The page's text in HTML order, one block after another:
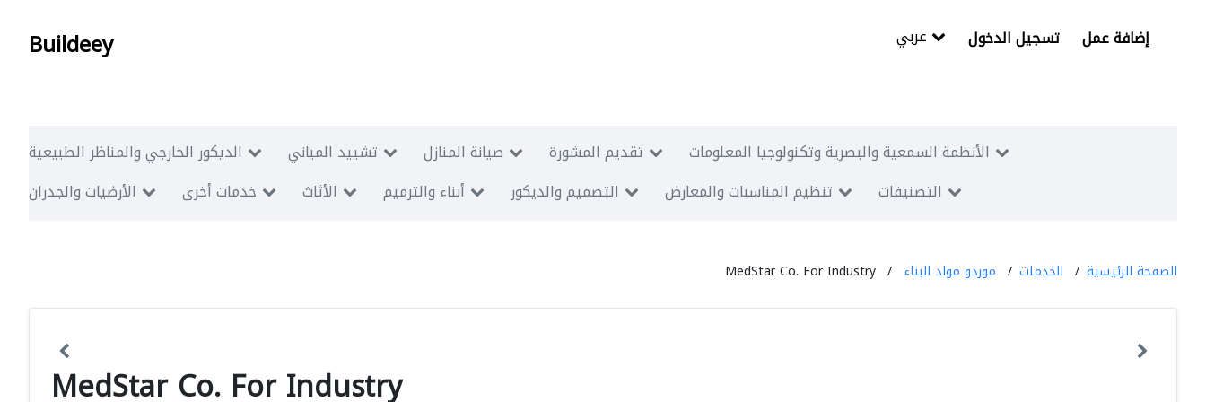
Buildeey تسجيل الدخول إضافة عمل
الديكور الخارجي والمناظر الطبيعية تشييد المباني صيانة المنازل تقديم المشورة
الأنظمة السمعية والبصرية وتكنولوجيا المعلومات
الأرضيات والجدران
خدمات أخرى الأثاث أبناء والترميم التصميم والديكور تنظيم المناسبات والمعارض التصنيفات
الصفحة الرئيسية الخدمات موردو مواد البناء MedStar Co. For Industry
MedStar Co. For Industry